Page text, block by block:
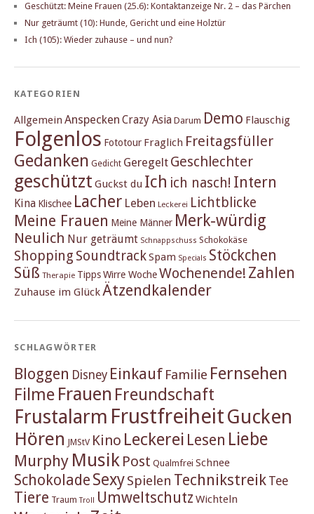
Geschützt: Meine Frauen (25.6): Kontaktanzeige Nr. 2 – das Pärchen
Nur geträumt (10): Hunde, Gericht und eine Holztür
Ich (105): Wieder zuhause – und nun?
KATEGORIEN
Allgemein Anspecken Crazy Asia Darum Demo Flauschig
Folgenlos Fototour Fraglich Freitagsfüller
Gedanken Gedicht Geregelt Geschlechter
geschützt Guckst du Ich ich nasch! Intern
Kina Klischee Lacher Leben Leckerei Lichtblicke
Meine Frauen Meine Männer Merk-würdig
Neulich Nur geträumt Schnappschuss Schokokäse
Shopping SoundtrackSpam Specials Stöckchen
Süß Therapie TippsWirre WocheWochenende! Zahlen
Zuhause im Glück Ätzendkalender
SCHLAGWÖRTER
Bloggen Disney Einkauf Familie Fernsehen
Filme Frauen Freundschaft
Frustalarm FrustfreiheitGucken
Hören JMStV Kino Leckerei Lesen Liebe
Murphy Musik Post Qualmfrei Schnee
Schokolade SexySpielen Technikstreik Tee
Tiere Traum Troll Umweltschutz Wichteln